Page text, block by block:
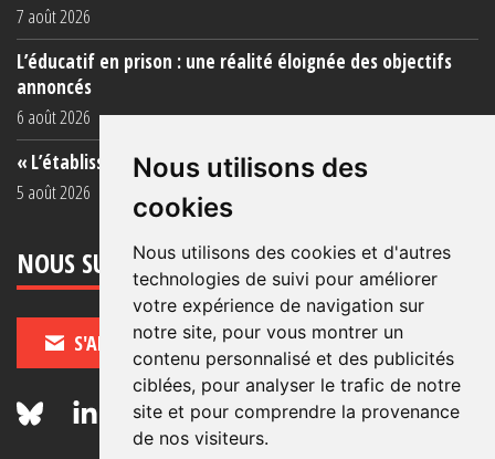
Nous utilisons des
cookies
Nous utilisons des cookies et d'autres
technologies de suivi pour améliorer
votre expérience de navigation sur
notre site, pour vous montrer un
contenu personnalisé et des publicités
ciblées, pour analyser le trafic de notre
site et pour comprendre la provenance
de nos visiteurs.
7 août 2026
L’éducatif en prison : une réalité éloignée des objectifs
annoncés
6 août 2026
« L’établissement est une porcherie totale »
5 août 2026
NOUS SUIVRE
S'ABONNER